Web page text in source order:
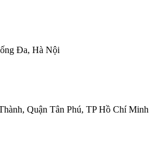
Đa, Hà Nội
Quận Tân Phú, TP Hồ Chí Minh